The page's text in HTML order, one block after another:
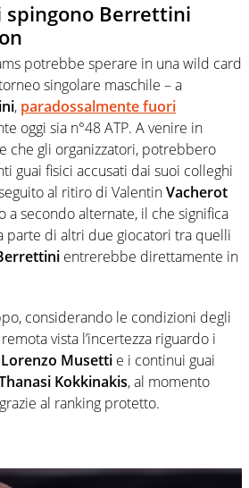
Berrettini
potrebbe sperare in una wild card
singolare maschile – a
, paradossalmente fuori
oggi sia n°48 ATP. A venire in
che gli organizzatori, potrebbero
guai fisici accusati dai suoi colleghi
al ritiro di ValentinVacherot
a secondo alternate, il che significa
parte di altri due giocatori tra quelli
entrerebbe direttamente in
considerando le condizioni degli
vista l’incertezza riguardo i
Lorenzo Musetti e i continui guai
Kokkinakis, al momento
al ranking protetto.